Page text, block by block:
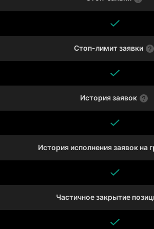
Стоп-лимит заявки
История заявок
История исполнения заявок на
Частичное закрытие